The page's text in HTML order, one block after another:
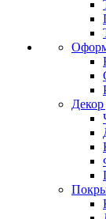
Декор